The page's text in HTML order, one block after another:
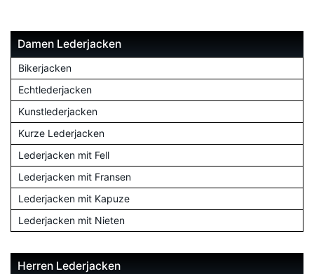
Damen Lederjacken
Bikerjacken
Echtlederjacken
Kunstlederjacken
Kurze Lederjacken
Lederjacken mit Fell
Lederjacken mit Fransen
Lederjacken mit Kapuze
Lederjacken mit Nieten
Herren Lederjacken